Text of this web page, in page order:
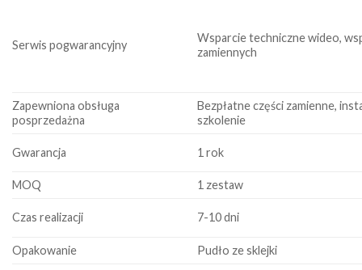
Serwis pogwarancyjny
Wsparcie techniczne wideo,
zamiennych
Zapewniona obsługa
posprzedażna
Bezpłatne części zamienne,
szkolenie
Gwarancja 1 rok
MOQ 1 zestaw
Czas realizacji 7-10 dni
Opakowanie Pudło ze sklejki